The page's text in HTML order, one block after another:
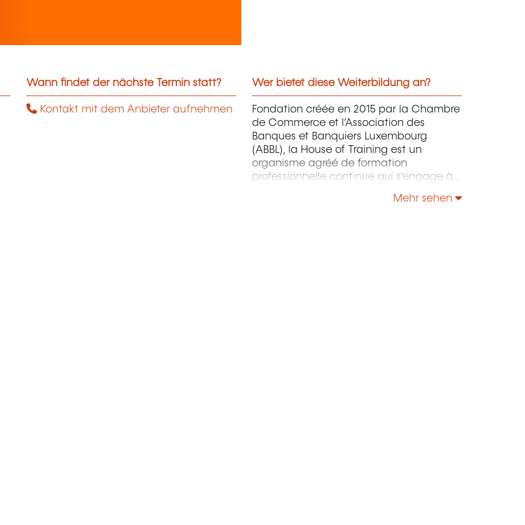
Wann findet der nächste Termin statt?
Kontakt mit dem Anbieter aufnehmen
Wer bietet diese Weiterbildung an?
Fondation créée en 2015 par la Chambre
de Commerce et l’Association des
Banques et Banquiers Luxembourg
(ABBL), la House of Training est un
organisme agréé de formation
professionnelle continue qui s'engage à
et à l'attractivité du Luxembourg en
Mehr sehen